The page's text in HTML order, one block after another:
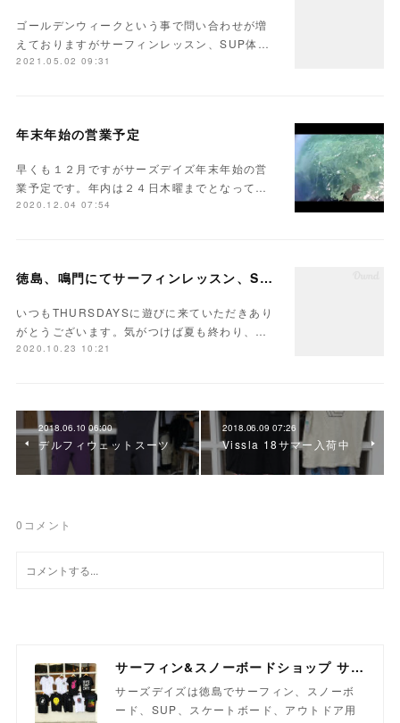
ゴールデンウィークという事で問い合わせが増
えておりますがサーフィンレッスン、SUP体…
2021.05.02 09:31
年末年始の営業予定
早くも１２月ですがサーズデイズ年末年始の営
業予定です。年内は２４日木曜までとなって…
2020.12.04 07:54
徳島、鳴門にてサーフィンレッスン、SUP体験を開催中です
いつもTHURSDAYSに遊びに来ていただきあり
がとうございます。気がつけば夏も終わり、…
2020.10.23 10:21
2018.06.10 06:00
デルフィウェットスーツ
2018.06.09 07:26
Vissla 18サマー入荷中
0 コメント
サーフィン&スノーボードショップ サーズデイズ徳島
サーズデイズは徳島でサーフィン、スノーボ
ード、SUP、スケートボード、アウトドア用